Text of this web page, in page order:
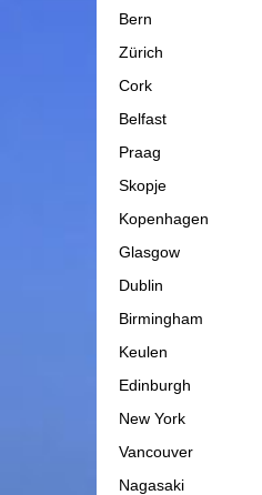
Bern
Zürich
Cork
Belfast
Praag
Skopje
Kopenhagen
Glasgow
Dublin
Birmingham
Keulen
Edinburgh
New York
Vancouver
Nagasaki